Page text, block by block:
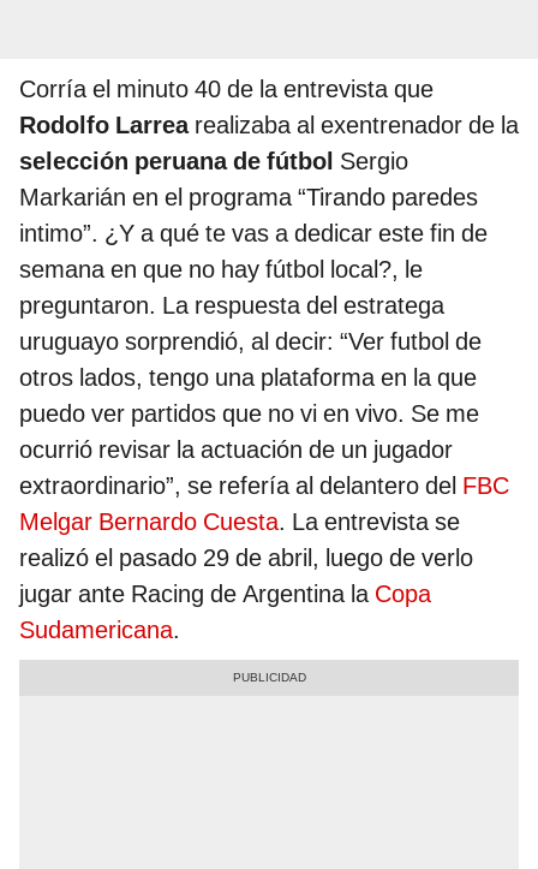
Corría el minuto 40 de la entrevista que
Rodolfo Larrearealizaba al exentrenador de la
selección peruana de fútbol Sergio
Markarián en el programa “Tirando paredes
intimo”. ¿Y a qué te vas a dedicar este fin de
semana en que no hay fútbol local?, le
preguntaron. La respuesta del estratega
uruguayo sorprendió, al decir: “Ver futbol de
otros lados, tengo una plataforma en la que
puedo ver partidos que no vi en vivo. Se me
ocurrió revisar la actuación de un jugador
extraordinario”, se refería al delantero del FBC
Melgar Bernardo Cuesta. La entrevista se
realizó el pasado 29 de abril, luego de verlo
jugar ante Racing de Argentina la Copa
Sudamericana.